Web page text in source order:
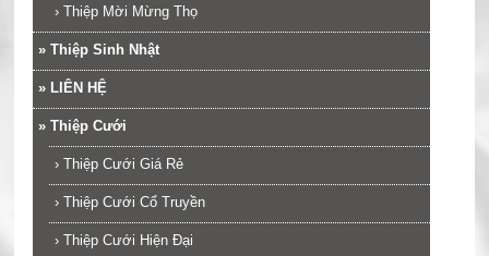
› Thiệp Mời Mừng Thọ
» Thiệp Sinh Nhật
» LIÊN HỆ
» Thiệp Cưới
› Thiệp Cưới Giá Rẻ
› Thiệp Cưới Cổ Truyền
› Thiệp Cưới Hiện Đại